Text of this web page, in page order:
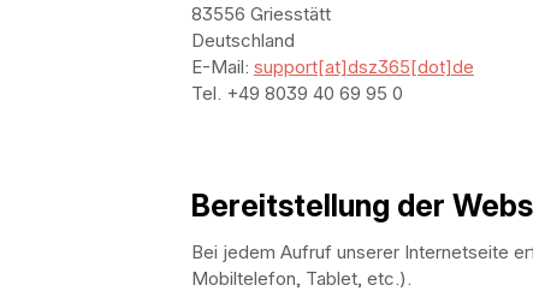
83556 Griesstätt
Deutschland
E-Mail: support[at]dsz365[dot]de
Tel. +49 8039 40 69 95 0
Bereitstellung der
Bei jedem Aufruf unserer Internetseite
Mobiltelefon, Tablet, etc.).